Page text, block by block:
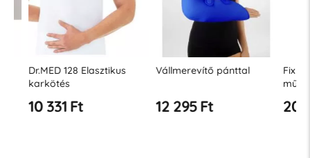
Dr.MED 128 Elasztikus
karkötés
10 331 Ft
Vállmerevítő pánttal
12 295 Ft
Fix
20